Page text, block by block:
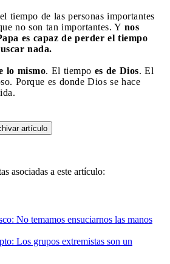
tiempo de las personas importantes
no son tan importantes. Y nos
es capaz de perder el tiempo
nada.
lo mismo. El tiempo es de Dios. El
Porque es donde Dios se hace
artículo
asociadas a este artículo:
No temamos ensuciarnos las manos
Los grupos extremistas son un